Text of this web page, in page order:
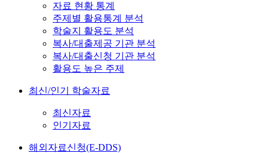
자료 현황 통계
주제별 활용통계 분석
학술지 활용도 분석
복사/대출제공 기관 분석
복사/대출신청 기관 분석
활용도 높은 주제
최신/인기 학술자료
최신자료
인기자료
해외자료신청(E-DDS)